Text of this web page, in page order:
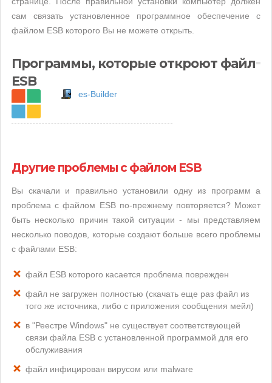
сам связать установленное программное обеспечение с
файлом ESB которого Вы не можете открыть.
Программы, которые откроют файл
ESB
es-Builder
Другие проблемы с файлом ESB
Вы скачали и правильно установили одну из программ а
проблема с файлом ESB по-прежнему повторяется? Может
быть несколько причин такой ситуации - мы представляем
несколько поводов, которые создают больше всего проблемы
с файлами ESB:
файл ESB которого касается проблема поврежден
файл не загружен полностью (скачать еще раз файл из
того же источника, либо с приложения сообщения мейл)
в "Реестре Windows" не существует соответствующей
связи файла ESB с установленной программой для его
обслуживания
файл инфицирован вирусом или malware